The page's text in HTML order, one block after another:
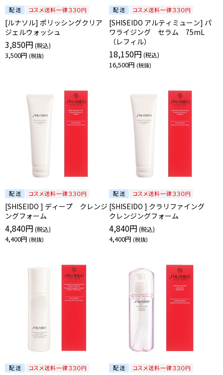
[ルナソル] ポリッシングクリア
ジェルウォッシュ
3,850円
3,500円
[SHISEIDO アルティミューン] パ
ワライジング セラム 75mL
（レフィル）
18,150円
16,500円
[SHISEIDO ] ディープ クレンジ
ングフォーム
4,840円
4,400円
[SHISEIDO ] クラリファイング
クレンジングフォーム
4,840円
4,400円